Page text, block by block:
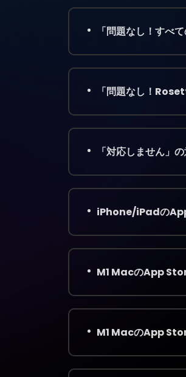
「問題なし！すべ
「問題なし！
「対応しません」
iPhone/iPadの
M1 MacのApp
M1 MacのApp